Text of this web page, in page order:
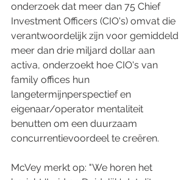
onderzoek dat meer dan 75 Chief
Investment Officers (CIO's) omvat die
verantwoordelijk zijn voor gemiddeld
meer dan drie miljard dollar aan
activa, onderzoekt hoe CIO's van
family offices hun
langetermijnperspectief en
eigenaar/operator mentaliteit
benutten om een duurzaam
concurrentievoordeel te creëren.
McVey merkt op: "We horen het